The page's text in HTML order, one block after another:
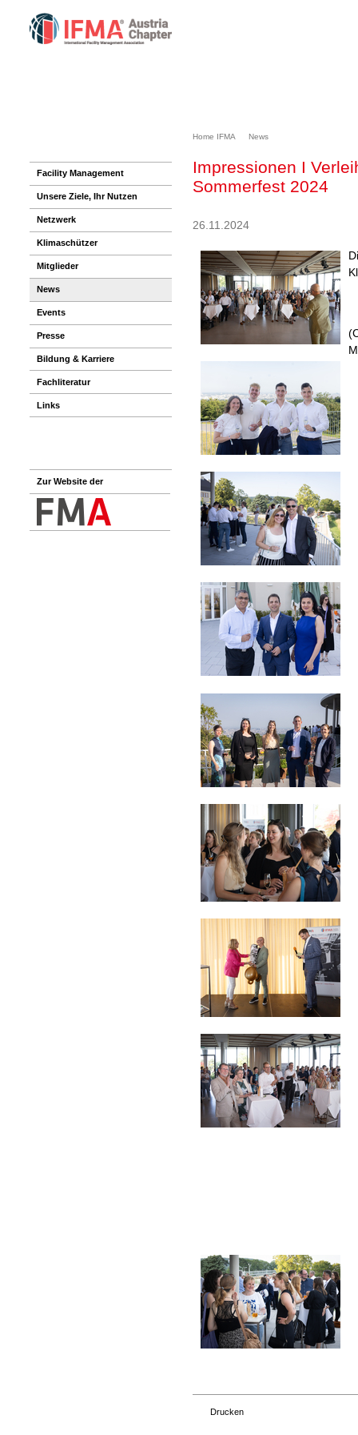
Home IFMA News
Facility Management
Unsere Ziele, Ihr Nutzen
Netzwerk
Klimaschützer
Mitglieder
News
Events
Presse
Bildung & Karriere
Fachliteratur
Links
Zur Website der
Impressionen I
Sommerfest 2024
26.11.2024
Drucken